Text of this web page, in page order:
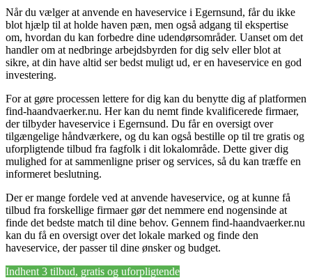
Når du vælger at anvende en haveservice i Egernsund, får du ikke
blot hjælp til at holde haven pæn, men også adgang til ekspertise
om, hvordan du kan forbedre dine udendørsområder. Uanset om det
handler om at nedbringe arbejdsbyrden for dig selv eller blot at
sikre, at din have altid ser bedst muligt ud, er en haveservice en god
investering.
For at gøre processen lettere for dig kan du benytte dig af platformen
find-haandvaerker.nu. Her kan du nemt finde kvalificerede firmaer,
der tilbyder haveservice i Egernsund. Du får en oversigt over
tilgængelige håndværkere, og du kan også bestille op til tre gratis og
uforpligtende tilbud fra fagfolk i dit lokalområde. Dette giver dig
mulighed for at sammenligne priser og services, så du kan træffe en
informeret beslutning.
Der er mange fordele ved at anvende haveservice, og at kunne få
tilbud fra forskellige firmaer gør det nemmere end nogensinde at
finde det bedste match til dine behov. Gennem find-haandvaerker.nu
kan du få en oversigt over det lokale marked og finde den
haveservice, der passer til dine ønsker og budget.
Indhent 3 tilbud, gratis og uforpligtende